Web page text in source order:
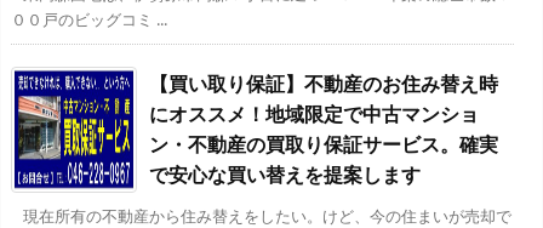
００戸のビッグコミ ...
【買い取り保証】不動産のお住み替え時
にオススメ！地域限定で中古マンショ
ン・不動産の買取り保証サービス。確実
で安心な買い替えを提案します
現在所有の不動産から住み替えをしたい。けど、今の住まいが売却で